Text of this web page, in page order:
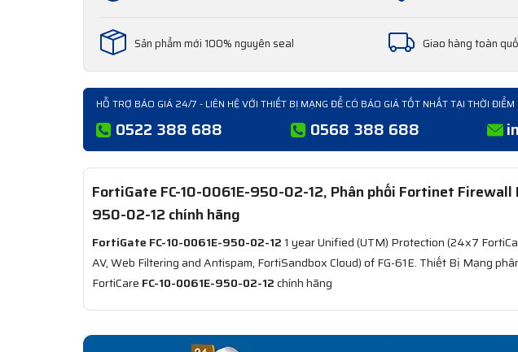
Sản phẩm mới 100% nguyên seal Giao hàng toàn
HỖ TRỢ BÁO GIÁ 24/7 - LIÊN HỆ VỚI THIẾT BỊ MẠNG ĐỂ CÓ BÁO GIÁ TỐT NHẤT TẠI THỜI
0522 388 688 0568 388 688
FortiGate FC-10-0061E-950-02-12, Phân phối Fortinet Firewall
950-02-12 chính hãng
FortiGate FC-10-0061E-950-02-121 year Unified (UTM) Protection (24x7
AV, Web Filtering and Antispam, FortiSandbox Cloud) of FG-61E. Thiết Bị Mạng
FortiCare FC-10-0061E-950-02-12chính hãng